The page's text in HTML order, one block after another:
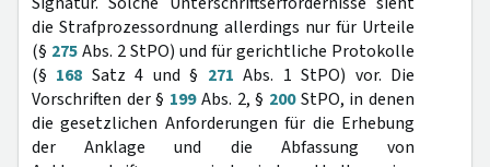
die Strafprozessordnung allerdings nur für Urteile
(§ 275Abs. 2 StPO) und für gerichtliche Protokolle
(§ 168 Satz 4 und § 271 Abs. 1 StPO) vor. Die
Vorschriften der § 199Abs. 2, § 200StPO, in denen
die gesetzlichen Anforderungen für die Erhebung
der Anklage und die Abfassung von